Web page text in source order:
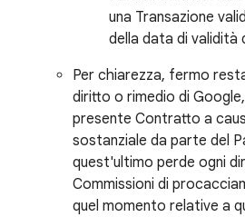
una Transazione
della data di validità
Per chiarezza, fermo
diritto o rimedio di
presente Contratto a
sostanziale da parte del
quest'ultimo perde ogni
Commissioni di
quel momento relative a